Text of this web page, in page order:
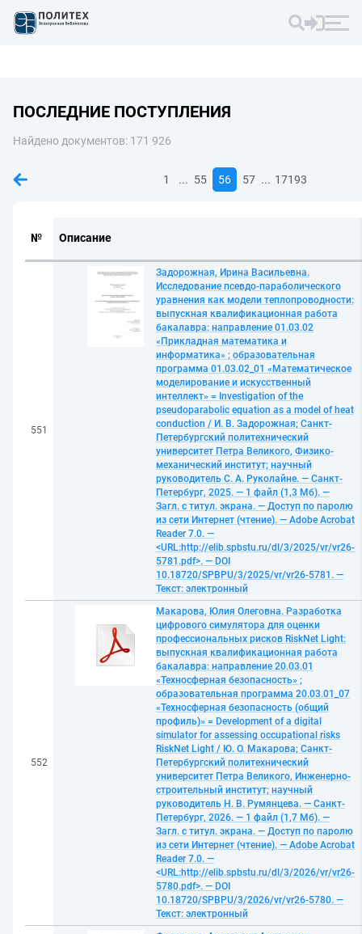
ПОСЛЕДНИЕ ПОСТУПЛЕНИЯ
Найдено документов: 171 926
1 ... 55 56 57 ... 17193
№ Описание
551
Задорожная, Ирина Васильевна.
Исследование псевдо-параболического
уравнения как модели теплопроводности:
выпускная квалификационная работа
бакалавра: направление 01.03.02
«Прикладная математика и
информатика» ; образовательная
программа 01.03.02_01 «Математическое
моделирование и искусственный
интеллект» = Investigation of the
pseudoparabolic equation as a model of heat
conduction / И. В. Задорожная; Санкт-
Петербургский политехнический
университет Петра Великого, Физико-
механический институт; научный
руководитель С. А. Руколайне. — Санкт-
Петербург, 2025. — 1 файл (1,3 Мб). —
Загл. с титул. экрана. — Доступ по паролю
из сети Интернет (чтение). — Adobe Acrobat
Reader 7.0. —
<URL:http://elib.spbstu.ru/dl/3/2025/vr/vr26-
5781.pdf>. — DOI
10.18720/SPBPU/3/2025/vr/vr26-5781. —
Текст: электронный
552
Макарова, Юлия Олеговна. Разработка
цифрового симулятора для оценки
профессиональных рисков RiskNet Light:
выпускная квалификационная работа
бакалавра: направление 20.03.01
«Техносферная безопасность» ;
образовательная программа 20.03.01_07
«Техносферная безопасность (общий
профиль)» = Development of a digital
simulator for assessing occupational risks
RiskNet Light / Ю. О. Макарова; Санкт-
Петербургский политехнический
университет Петра Великого, Инженерно-
строительный институт; научный
руководитель Н. В. Румянцева. — Санкт-
Петербург, 2026. — 1 файл (1,7 Мб). —
Загл. с титул. экрана. — Доступ по паролю
из сети Интернет (чтение). — Adobe Acrobat
Reader 7.0. —
<URL:http://elib.spbstu.ru/dl/3/2026/vr/vr26-
5780.pdf>. — DOI
10.18720/SPBPU/3/2026/vr/vr26-5780. —
Текст: электронный